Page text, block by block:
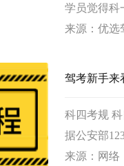
学员觉得科
来源：优选
驾考新手来
科四考规
据公安部
明驾驶常识
来源：网络